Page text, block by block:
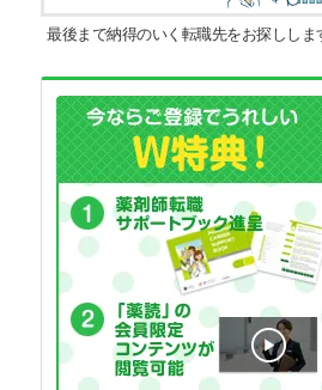
最後まで納得のいく転職先をお探ししま